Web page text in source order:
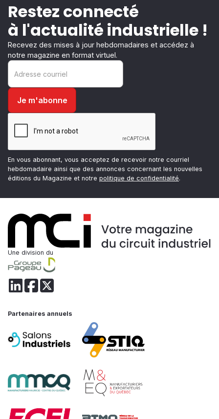
Restez connecté
à l'actualité industrielle !
Recevez des mises à jour hebdomadaires et accédez à
notre magazine en format virtuel.
En vous abonnant, vous acceptez de recevoir notre courriel
hebdomadaire ainsi que des annonces concernant les nouvelles
éditions du Magazine et notre politique de confidentialité.
Une division du
Partenaires annuels